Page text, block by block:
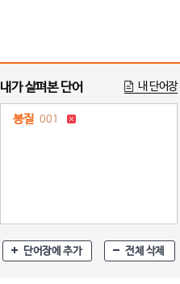
내가 살펴본 단어 내 단어장
봉질 001
단어장에 추가 전체 삭제